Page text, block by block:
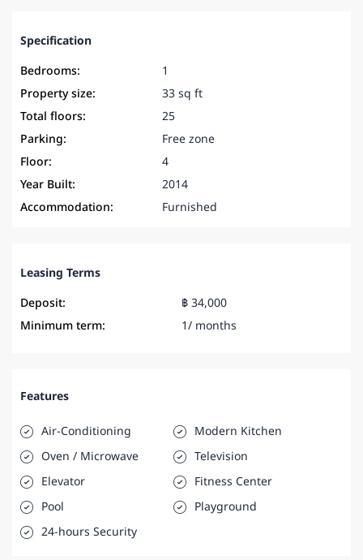
Specification
Bedrooms:
1
Property size:
33 sq ft
Total floors:
25
Parking:
Free zone
Floor:
4
Year Built:
2014
Accommodation:
Furnished
Leasing Terms
Deposit:
฿ 34,000
Minimum term:
1/ months
Features
Air-Conditioning
Modern Kitchen
Oven / Microwave
Television
Elevator
Fitness Center
Pool
Playground
24-hours Security